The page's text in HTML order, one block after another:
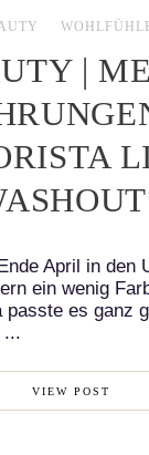
|
April in den
ein wenig
passte es ganz
...
VIEW POST